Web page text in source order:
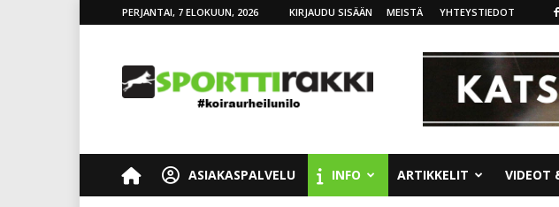
PERJANTAI, 7 ELOKUUN, 2026 KIRJAUDU SISÄÄN MEISTÄ YHTEYSTIEDOT
ASIAKASPALVELU INFO ARTIKKELIT VIDEOT